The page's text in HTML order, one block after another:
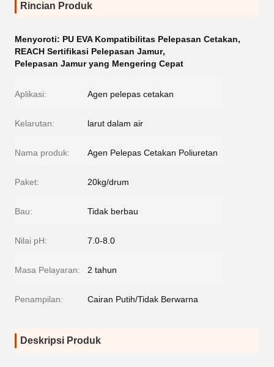
Rincian Produk
Menyoroti: PU EVA Kompatibilitas Pelepasan Cetakan,
REACH Sertifikasi Pelepasan Jamur,
Pelepasan Jamur yang Mengering Cepat
Aplikasi: Agen pelepas cetakan
Kelarutan: larut dalam air
Nama produk: Agen Pelepas Cetakan Poliuretan
Paket: 20kg/drum
Bau: Tidak berbau
Nilai pH: 7.0-8.0
Masa Pelayaran: 2 tahun
Penampilan: Cairan Putih/Tidak Berwarna
Deskripsi Produk